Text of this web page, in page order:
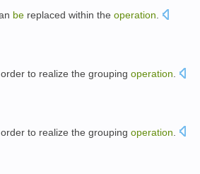
be replaced within the operation
order to realize the grouping operation
order to realize the grouping operation